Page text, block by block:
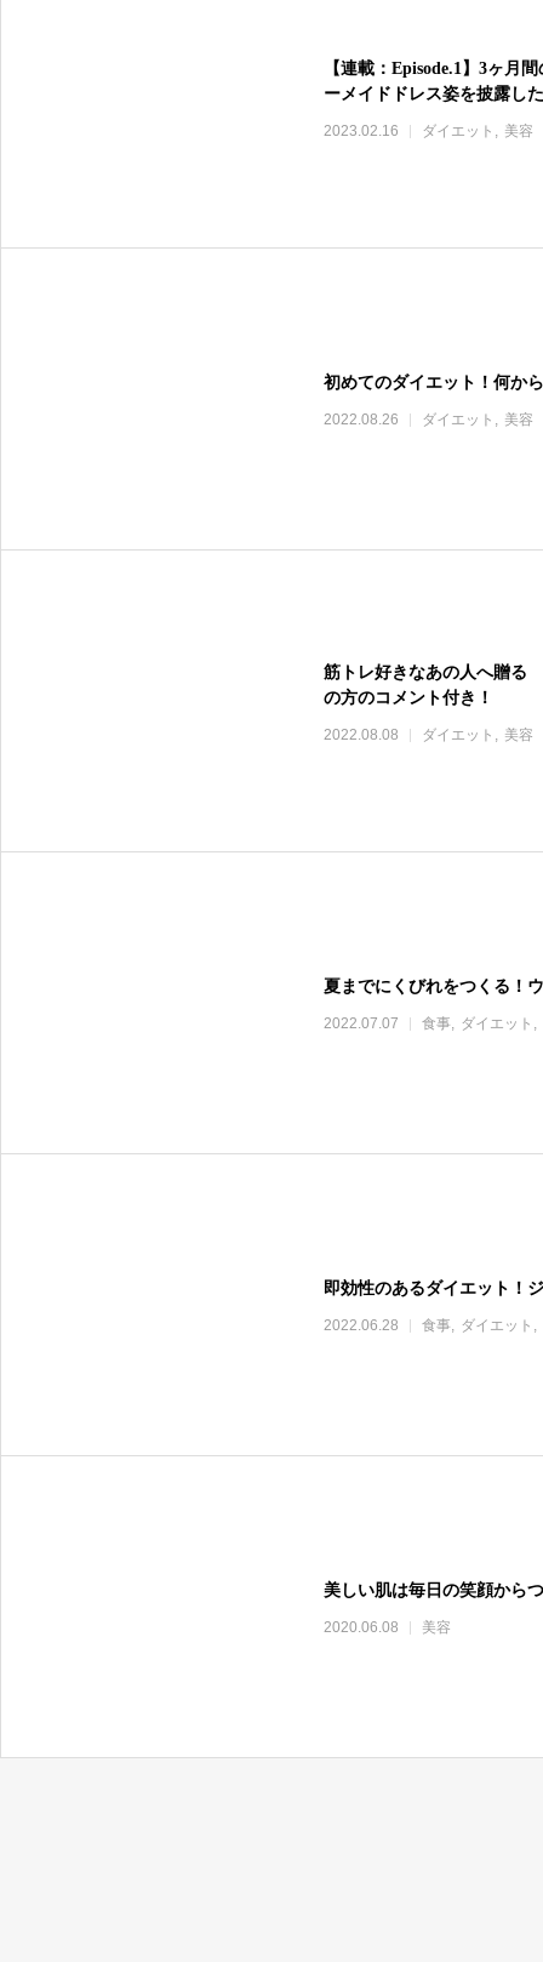
【連載：Episode.1】3ヶ月
ーメイドドレス姿を披露し
2023.02.16 ダイエット 美容
初めてのダイエット！何か
2022.08.26 ダイエット 美容
筋トレ好きなあの人へ贈
の方のコメント付き！
2022.08.08 ダイエット 美容
夏までにくびれをつくる！
2022.07.07 食事 ダイエット
即効性のあるダイエット！
2022.06.28 食事 ダイエット
美しい肌は毎日の笑顔から
2020.06.08 美容